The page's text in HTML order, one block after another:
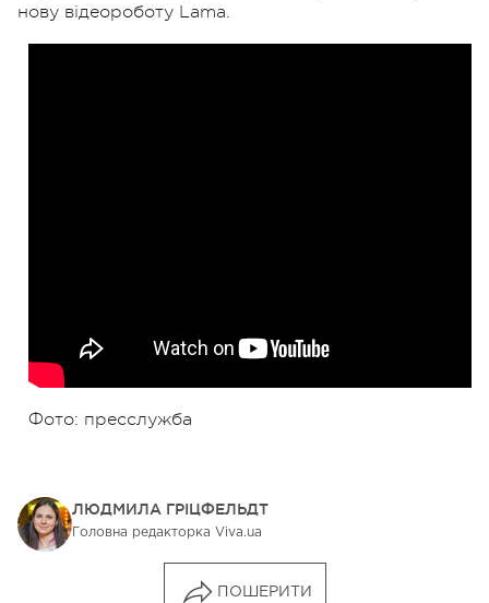
нову відеороботу Lama.
Фото: пресслужба
ЛЮДМИЛА ГРІЦФЕЛЬДТ
Головна редакторка Viva.ua
ПОШЕРИТИ